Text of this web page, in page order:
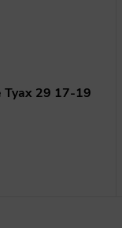
Tyax 29 17-19